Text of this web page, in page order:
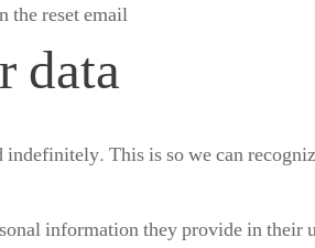
the reset email.
data
This is so we can
information they provide in their